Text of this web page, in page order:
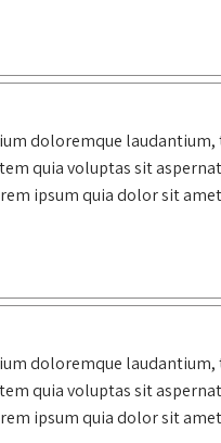
doloremque
quia voluptas sit
ipsum quia dolor sit
doloremque
quia voluptas sit
ipsum quia dolor sit